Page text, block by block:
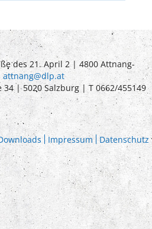
des 21. April 2 | 4800 Attnang-
attnang@dlp.at
34 | 5020 Salzburg | T 0662/455149
Impressum Datenschutz